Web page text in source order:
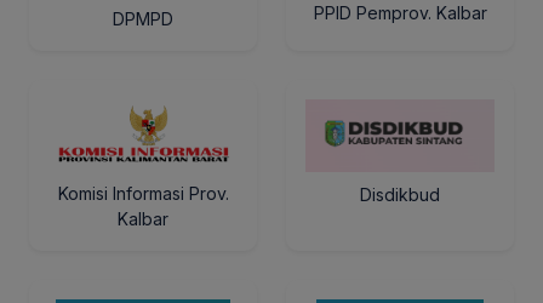
DPMPD PPID Pemprov. Kalbar
Komisi Informasi Prov.
Kalbar
Disdikbud